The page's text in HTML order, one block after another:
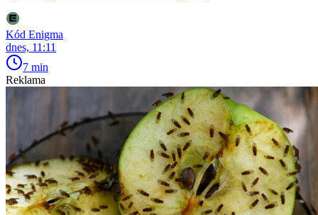
Kód Enigma
dnes, 11:11
7 min
Reklama